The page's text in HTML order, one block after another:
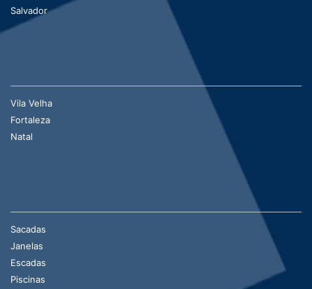
Salvador
Vila Velha
Fortaleza
Natal
Sacadas
Janelas
Escadas
Piscinas